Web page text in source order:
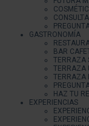
GASTRONOMÍA
BAR
TERRAZA
TERRAZA
TERRAZA
HAZ TU
EXPERIENCIAS